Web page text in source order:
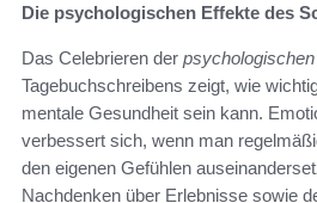
Die psychologischen Effekte des
Das Celebrieren der
Tagebuchschreibens zeigt, wie
mentale Gesundheit sein kann.
verbessert sich, wenn man
den eigenen Gefühlen
Nachdenken über Erlebnisse sowie